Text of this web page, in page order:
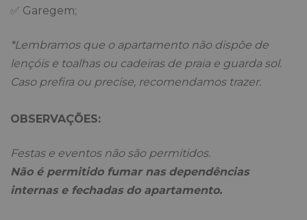
✅ Garegem;
*Lembramos que o apartamento não dispõe de
lençóis e toalhas ou cadeiras de praia e guarda sol.
Caso prefira ou precise, recomendamos trazer.
OBSERVAÇÕES:
Festas e eventos não são permitidos.
Não é permitido fumar nas dependências
internas e fechadas do apartamento.